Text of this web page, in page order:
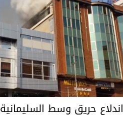
اندلاع حريق وسط السليمانية